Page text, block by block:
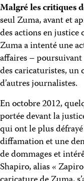
Malgré les critiques
seul Zuma, avant et
des actions en justice
Zuma a intenté une
affaires –
des caricaturistes,
d’autres journalistes.
En octobre 2012,
portée devant la
qui ont le plus
diffamation et une
de dommages et
Shapiro, alias «